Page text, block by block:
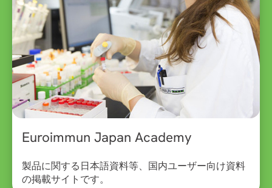
Euroimmun Japan Academy
製品に関する日本語資料等、国内ユーザー向け資料
の掲載サイトです。